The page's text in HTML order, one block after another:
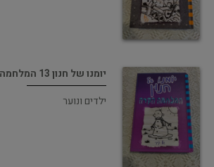
יומנו של חנון 13 המלחמה הקרה
ילדים ונוער